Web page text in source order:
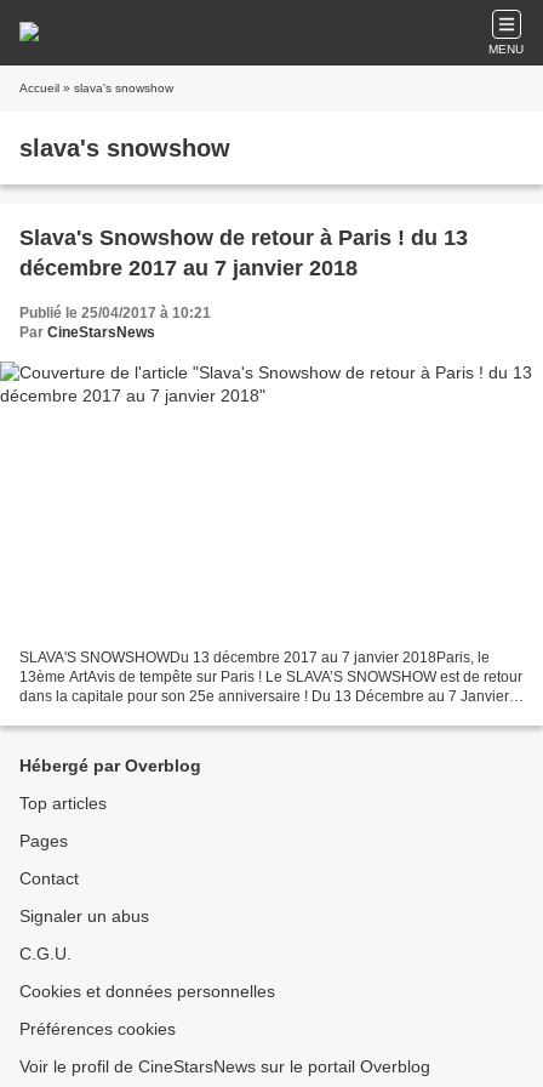
MENU
Accueil » slava's snowshow
slava's snowshow
Slava's Snowshow de retour à Paris ! du 13
décembre 2017 au 7 janvier 2018
Publié le 25/04/2017 à 10:21
Par CineStarsNews
SLAVA'S SNOWSHOWDu 13 décembre 2017 au 7 janvier 2018Paris, le
13ème ArtAvis de tempête sur Paris ! Le SLAVA’S SNOWSHOW est de retour
dans la capitale pour son 25e anniversaire ! Du 13 Décembre au 7 Janvier
Hébergé par Overblog
Top articles
Pages
Contact
Signaler un abus
C.G.U.
Cookies et données personnelles
Préférences cookies
Voir le profil de CineStarsNews sur le portail Overblog